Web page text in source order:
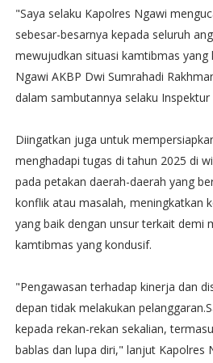
"Saya selaku Kapolres Ngawi
sebesar-besarnya kepada seluruh
mewujudkan situasi kamtibmas
Ngawi AKBP Dwi Sumrahadi
dalam sambutannya selaku Inspektur
Diingatkan juga untuk
menghadapi tugas di tahun 2025 di
pada petakan daerah-daerah yang
konflik atau masalah, meningkatkan
yang baik dengan unsur terkait demi
kamtibmas yang kondusif.
"Pengawasan terhadap kinerja dan
depan tidak melakukan
kepada rekan-rekan sekalian,
bablas dan lupa diri," lanjut Kapolres